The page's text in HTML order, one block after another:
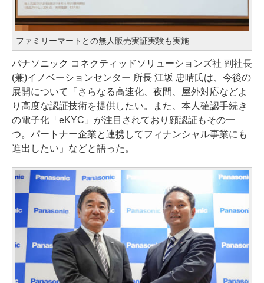
ファミリーマートとの無人販売実証実験も実施
パナソニック コネクティッドソリューションズ社 副社長
(兼)イノベーションセンター 所長 江坂 忠晴氏は、今後の
展開について「さらなる高速化、夜間、屋外対応などよ
り高度な認証技術を提供したい。また、本人確認手続き
の電子化「eKYC」が注目されており顔認証もその一
つ。パートナー企業と連携してフィナンシャル事業にも
進出したい」などと語った。